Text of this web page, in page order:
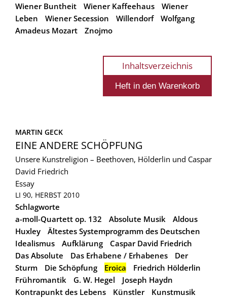
Wiener Buntheit
Wiener Kaffeehaus
Wiener
Leben
Wiener Secession Willendorf
Wolfgang
Amadeus Mozart
Znojmo
Inhaltsverzeichnis
MARTIN GECK
EINE ANDERE SCHÖPFUNG
Unsere Kunstreligion – Beethoven, Hölderlin und Caspar
David Friedrich
Essay
LI 90, HERBST 2010
Schlagworte
a-moll-Quartett op. 132
Absolute Musik
Aldous
Huxley
Ältestes Systemprogramm des Deutschen
Idealismus
Aufklärung
Caspar David Friedrich
Das Absolute
Das Erhabene / Erhabenes
Der
Sturm
Die Schöpfung Eroica
Friedrich Hölderlin
Frühromantik
G. W. Hegel
Joseph Haydn
Kontrapunkt des Lebens
Künstler
Kunstmusik